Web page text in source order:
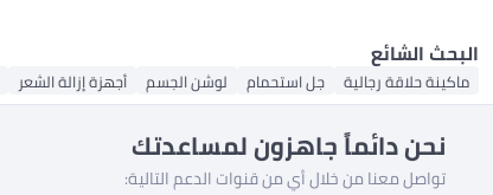
البحث الشائع
ماكينة حلاقة رجالية جل استحمام لوشن الجسم أجهزة إزالة الشعر
نحن دائماً جاهزون لمساعدتك
تواصل معنا من خلال أي من قنوات الدعم التالية: